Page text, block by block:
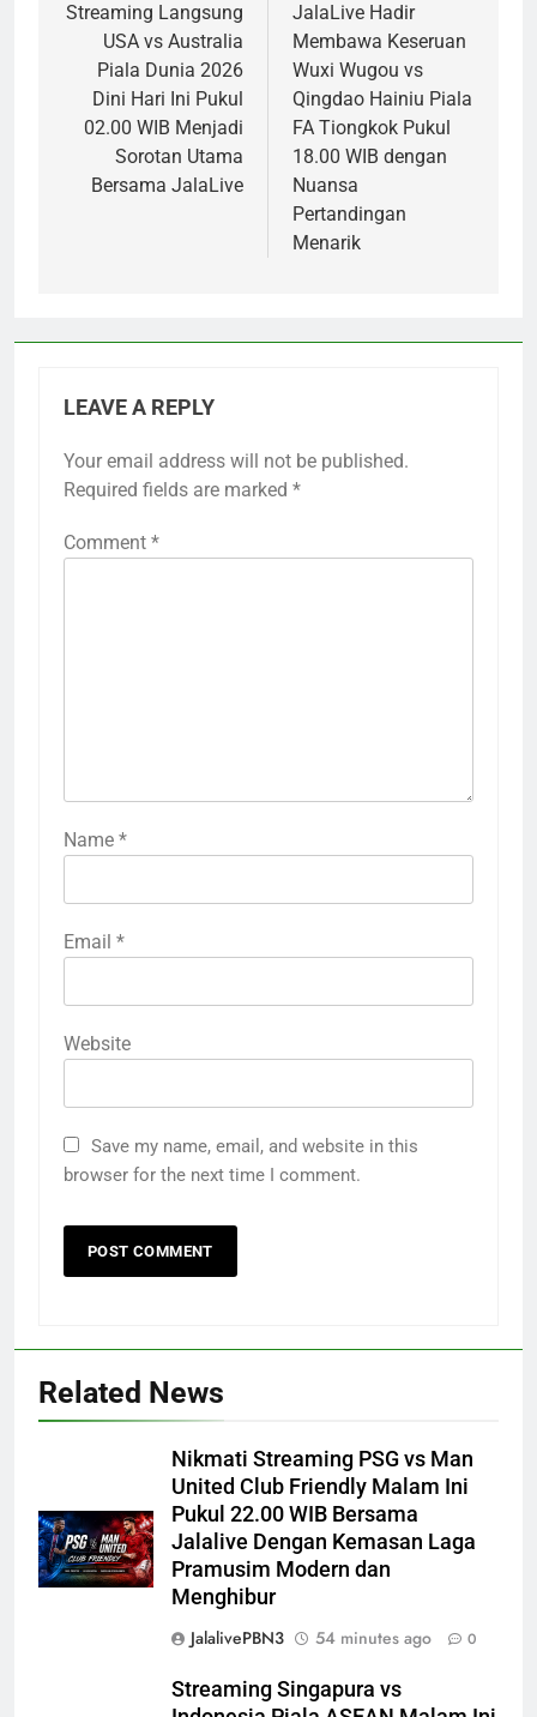
navigation
Streaming Langsung
USA vs Australia
Piala Dunia 2026
Dini Hari Ini Pukul
02.00 WIB Menjadi
Sorotan Utama
Bersama JalaLive
JalaLive Hadir
Membawa Keseruan
Wuxi Wugou vs
Qingdao Hainiu Piala
FA Tiongkok Pukul
18.00 WIB dengan
Nuansa
Pertandingan
Menarik
LEAVE A REPLY
Your email address will not be published.
Required fields are marked *
Comment *
Name *
Email *
Website
Save my name, email, and website in this
browser for the next time I comment.
Related News
Nikmati Streaming PSG vs Man
United Club Friendly Malam Ini
Pukul 22.00 WIB Bersama
Jalalive Dengan Kemasan Laga
Pramusim Modern dan
Menghibur
JalalivePBN3
54 minutes ago 0
Streaming Singapura vs